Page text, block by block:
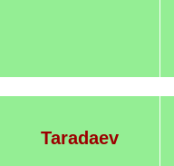
Taradaev